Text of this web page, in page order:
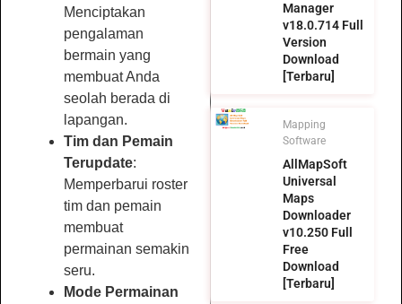
Menciptakan
pengalaman
bermain yang
membuat Anda
seolah berada di
lapangan.
Tim dan Pemain
Terupdate:
Memperbarui roster
tim dan pemain
membuat
permainan semakin
seru.
Mode Permainan
Manager
v18.0.714 Full
Version
Download
[Terbaru]
Mapping
Software
AllMapSoft
Universal
Maps
Downloader
v10.250 Full
Free
Download
[Terbaru]